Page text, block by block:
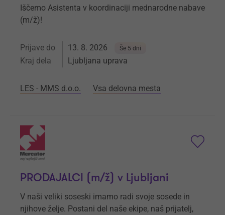
Iščemo Asistenta v koordinaciji mednarodne nabave
(m/ž)!
Prijave do 13. 8. 2026 Še 5 dni
Kraj dela Ljubljana uprava
LES - MMS d.o.o. Vsa delovna mesta
PRODAJALCI (m/ž) v Ljubljani
V naši veliki soseski imamo radi svoje sosede in
njihove želje. Postani del naše ekipe, naš prijatelj,